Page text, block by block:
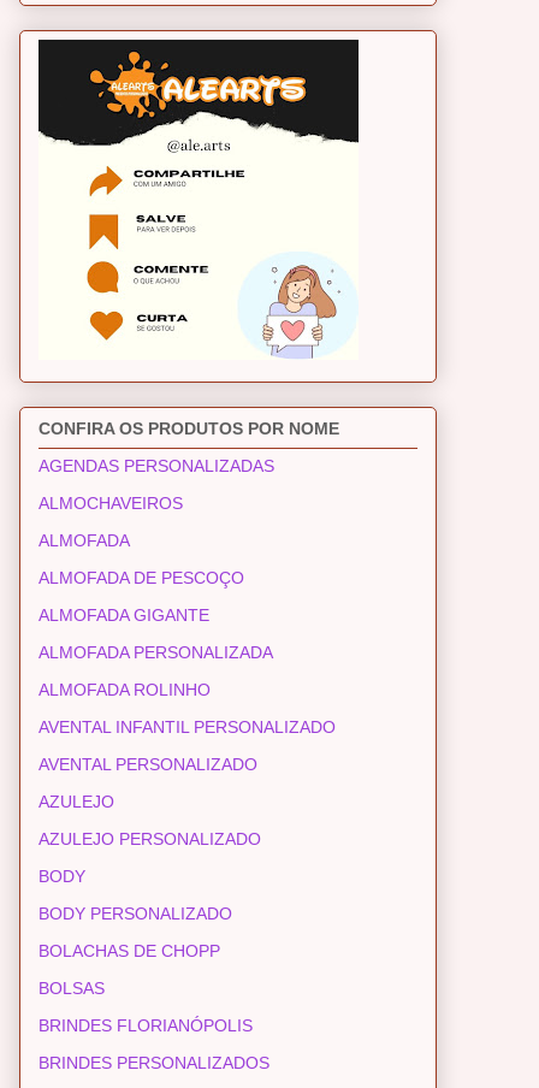
CONFIRA OS PRODUTOS POR NOME
AGENDAS PERSONALIZADAS
ALMOCHAVEIROS
ALMOFADA
ALMOFADA DE PESCOÇO
ALMOFADA GIGANTE
ALMOFADA PERSONALIZADA
ALMOFADA ROLINHO
AVENTAL INFANTIL PERSONALIZADO
AVENTAL PERSONALIZADO
AZULEJO
AZULEJO PERSONALIZADO
BODY
BODY PERSONALIZADO
BOLACHAS DE CHOPP
BOLSAS
BRINDES FLORIANÓPOLIS
BRINDES PERSONALIZADOS